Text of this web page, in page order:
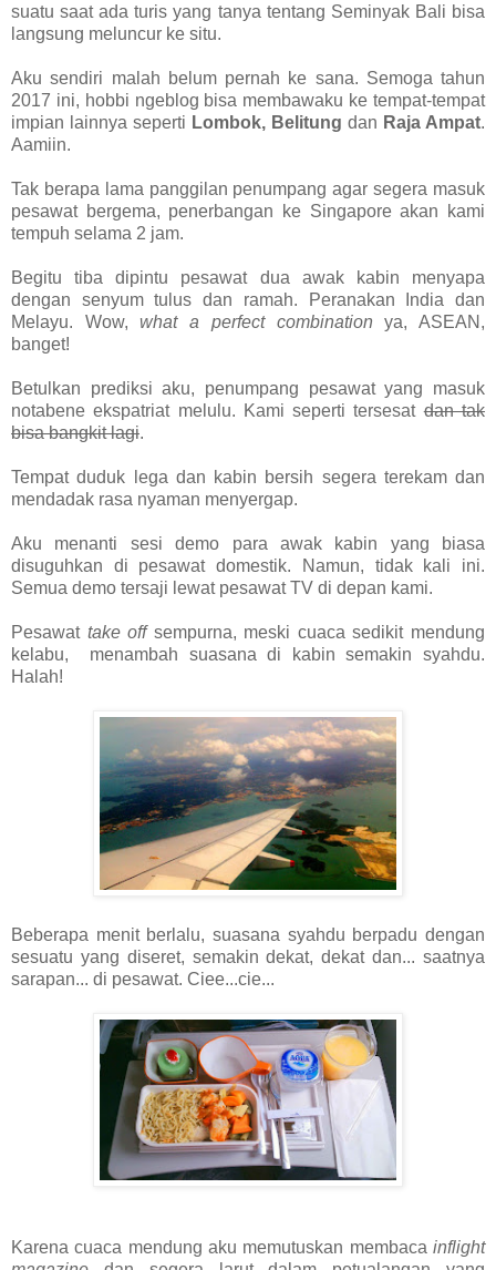
suatu saat ada turis yang tanya tentang Seminyak Bali bisa
langsung meluncur ke situ.
Aku sendiri malah belum pernah ke sana. Semoga tahun
2017 ini, hobbi ngeblog bisa membawaku ke tempat-tempat
impian lainnya seperti Lombok, Belitung dan Raja Ampat.
Aamiin.
Tak berapa lama panggilan penumpang agar segera masuk
pesawat bergema, penerbangan ke Singapore akan kami
tempuh selama 2 jam.
Begitu tiba dipintu pesawat dua awak kabin menyapa
dengan senyum tulus dan ramah. Peranakan India dan
Melayu. Wow,what a perfect combination ya, ASEAN,
banget!
Betulkan prediksi aku, penumpang pesawat yang masuk
notabene ekspatriat melulu. Kami seperti tersesatdan tak
bisa bangkit lagi.
Tempat duduk lega dan kabin bersih segera terekam dan
mendadak rasa nyaman menyergap.
Aku menanti sesi demo para awak kabin yang biasa
disuguhkan di pesawat domestik. Namun, tidak kali ini.
Semua demo tersaji lewat pesawat TV di depan kami.
Pesawat take offsempurna, meski cuaca sedikit mendung
kelabu, menambah suasana di kabin semakin syahdu.
Halah!
Beberapa menit berlalu, suasana syahdu berpadu dengan
sesuatu yang diseret, semakin dekat, dekat dan... saatnya
sarapan... di pesawat. Ciee...cie...
Karena cuaca mendung aku memutuskan membaca inflight